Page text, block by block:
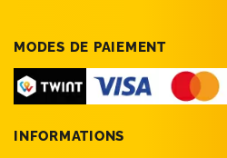
MODES DE PAIEMENT
INFORMATIONS